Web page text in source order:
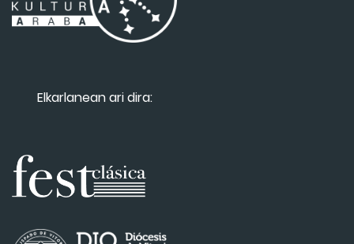
Elkarlanean ari dira: